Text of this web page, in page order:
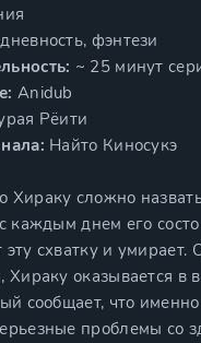
фэнтези
~ 25 минут
Anidub
Рёити
Найто Киносукэ
сложно
каждым днем его
схватку и
Хираку оказывается в
сообщает, что
проблемы со